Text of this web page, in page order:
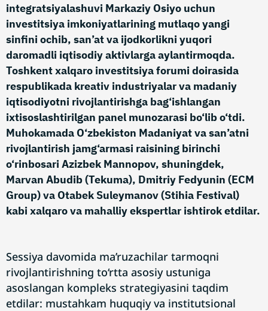
integratsiyalashuvi Markaziy Osiyo uchun
investitsiya imkoniyatlarining mutlaqo yangi
sinfini ochib, san’at va ijodkorlikni yuqori
daromadli iqtisodiy aktivlarga aylantirmoqda.
Toshkent xalqaro investitsiya forumi doirasida
respublikada kreativ industriyalar va madaniy
iqtisodiyotni rivojlantirishga bag‘ishlangan
ixtisoslashtirilgan panel munozarasi bo‘lib o‘tdi.
Muhokamada O‘zbekiston Madaniyat va san’atni
rivojlantirish jamg‘armasi raisining birinchi
o‘rinbosari Azizbek Mannopov, shuningdek,
Marvan Abudib (Tekuma), Dmitriy Fedyunin (ECM
Group) va Otabek Suleymanov (Stihia Festival)
kabi xalqaro va mahalliy ekspertlar ishtirok etdilar.
Sessiya davomida ma’ruzachilar tarmoqni
rivojlantirishning to‘rtta asosiy ustuniga
asoslangan kompleks strategiyasini taqdim
etdilar: mustahkam huquqiy va institutsional